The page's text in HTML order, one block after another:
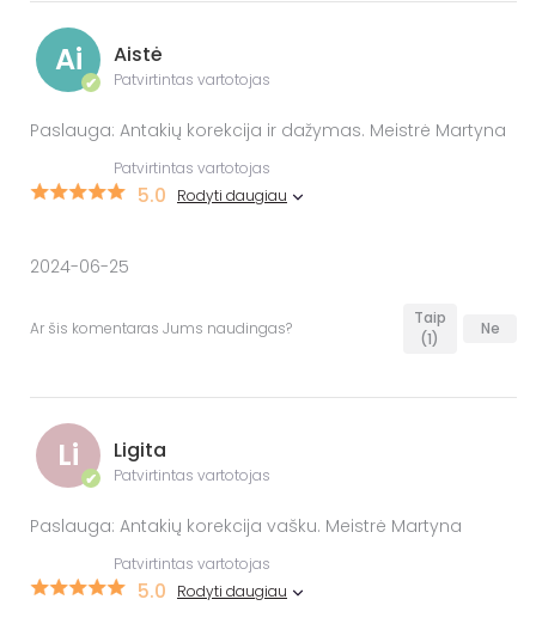
Ai
✔
Aistė
Patvirtintas vartotojas
Paslauga: Antakių korekcija ir dažymas. Meistrė Martyna
Patvirtintas vartotojas
5.0 Rodyti daugiau
2024-06-25
Ar šis komentaras Jums naudingas?
Taip
(1)
Ne
Li
✔
Ligita
Patvirtintas vartotojas
Paslauga: Antakių korekcija vašku. Meistrė Martyna
Patvirtintas vartotojas
5.0 Rodyti daugiau